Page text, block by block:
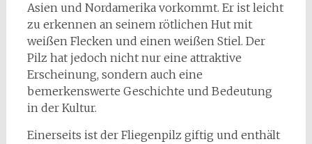
Asien und Nordamerika vorkommt. Er ist leicht
zu erkennen an seinem rötlichen Hut mit
weißen Flecken und einen weißen Stiel. Der
Pilz hat jedoch nicht nur eine attraktive
Erscheinung, sondern auch eine
bemerkenswerte Geschichte und Bedeutung
in der Kultur.
Einerseits ist der Fliegenpilz giftig und enthält